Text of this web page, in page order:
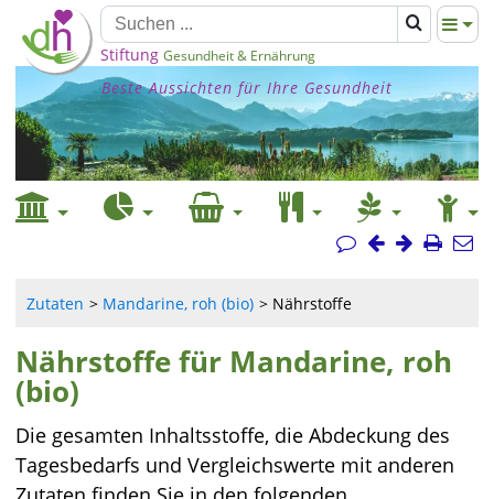
Stiftung Gesundheit & Ernährung
Beste Aussichten für Ihre Gesundheit
Zutaten Mandarine, roh (bio) Nährstoffe
Nährstoffe für Mandarine, roh
(bio)
Die gesamten Inhaltsstoffe, die Abdeckung des
Tagesbedarfs und Vergleichswerte mit anderen